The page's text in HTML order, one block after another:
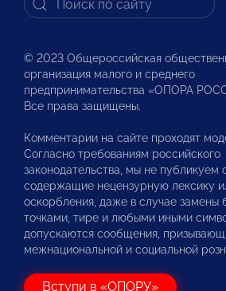
© 2023 Общероссийская
организация малого и среднего
предпринимательства «ОПОРА
Все права защищены.
Комментарии на сайте проходят
Согласно требованиям российского
законодательства, мы не публикуем
содержащие нецензурную лексику
оскорбления, даже в случае замены
точками, тире и любыми иными
допускаются сообщения,
межнациональной и социальной
Вступи в «ОПОРУ»